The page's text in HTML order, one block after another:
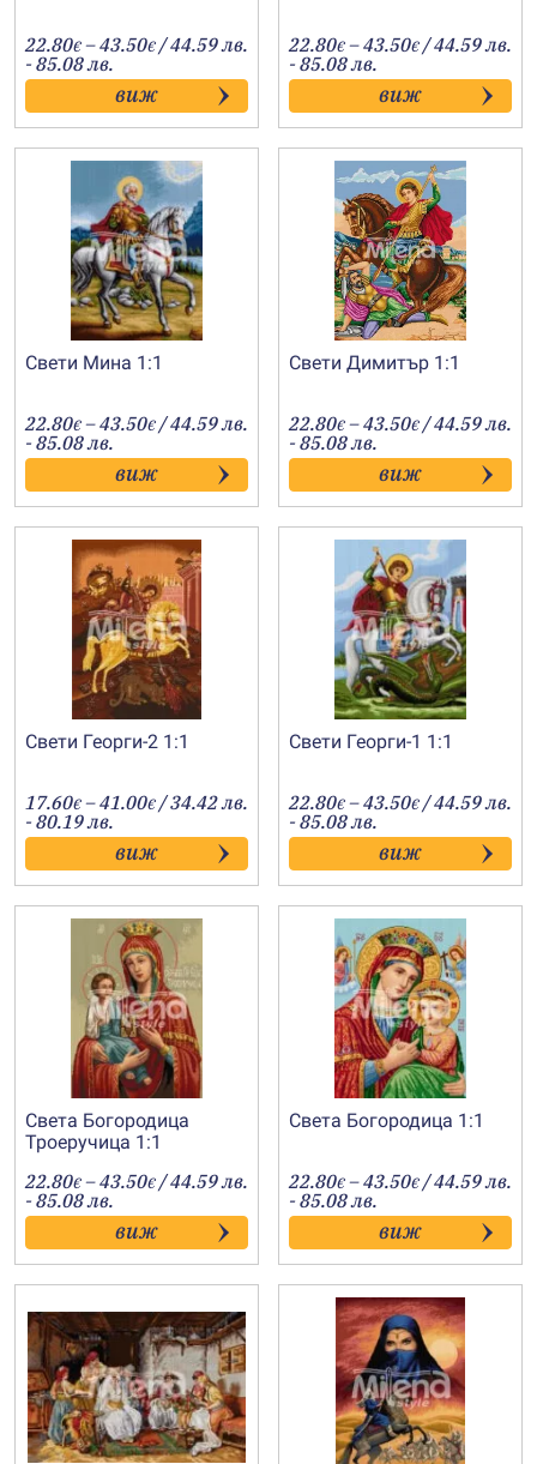
22.80€ –43.50€Price
range:
22.80€
through
43.50€
/ 44.59 лв.
- 85.08 лв.
виж
22.80€ –43.50€Price
range:
22.80€
through
43.50€
/ 44.59 лв.
- 85.08 лв.
виж
Свети Мина 1:1
22.80€ –43.50€Price
range:
22.80€
through
43.50€
/ 44.59 лв.
- 85.08 лв.
виж
Свети Димитър 1:1
22.80€ –43.50€Price
range:
22.80€
through
43.50€
/ 44.59 лв.
- 85.08 лв.
виж
Свети Георги-2 1:1
17.60€ –41.00€Price
range:
17.60€
through
41.00€
/ 34.42 лв.
- 80.19 лв.
виж
Свети Георги-1 1:1
22.80€ –43.50€Price
range:
22.80€
through
43.50€
/ 44.59 лв.
- 85.08 лв.
виж
Света Богородица
Троеручица 1:1
22.80€ –43.50€Price
range:
22.80€
through
43.50€
/ 44.59 лв.
- 85.08 лв.
виж
Света Богородица 1:1
22.80€ –43.50€Price
range:
22.80€
through
43.50€
/ 44.59 лв.
- 85.08 лв.
виж